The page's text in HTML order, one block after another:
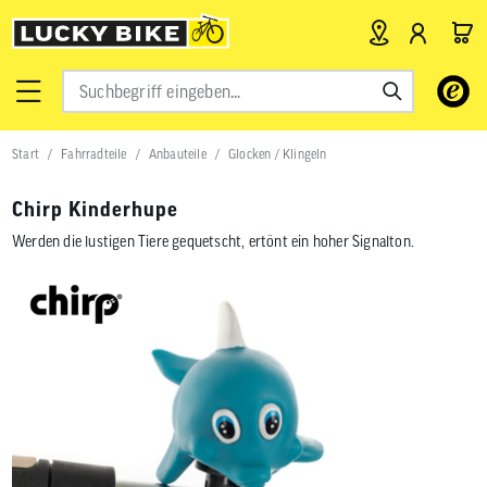
Verwende
Pfeile
nach
Start Fahrradteile Anbauteile Glocken / Klingeln
Chirp Kinderhupe
Werden die lustigen Tiere gequetscht, ertönt ein hoher Signalton.